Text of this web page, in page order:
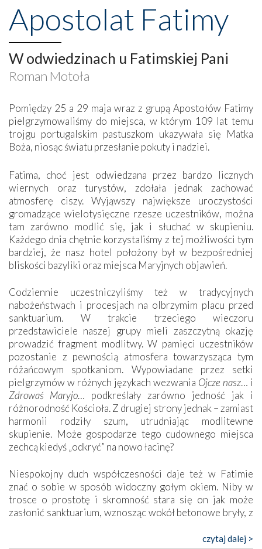
Apostolat Fatimy
W odwiedzinach u Fatimskiej Pani
Roman Motoła
Pomiędzy 25 a 29 maja wraz z grupą Apostołów Fatimy
pielgrzymowaliśmy do miejsca, w którym 109 lat temu
trojgu portugalskim pastuszkom ukazywała się Matka
Boża, niosąc światu przesłanie pokuty i nadziei.
Fatima, choć jest odwiedzana przez bardzo licznych
wiernych oraz turystów, zdołała jednak zachować
atmosferę ciszy. Wyjąwszy największe uroczystości
gromadzące wielotysięczne rzesze uczestników, można
tam zarówno modlić się, jak i słuchać w skupieniu.
Każdego dnia chętnie korzystaliśmy z tej możliwości tym
bardziej, że nasz hotel położony był w bezpośredniej
bliskości bazyliki oraz miejsca Maryjnych objawień.
Codziennie uczestniczyliśmy też w tradycyjnych
nabożeństwach i procesjach na olbrzymim placu przed
sanktuarium. W trakcie trzeciego wieczoru
przedstawiciele naszej grupy mieli zaszczytną okazję
prowadzić fragment modlitwy. W pamięci uczestników
pozostanie z pewnością atmosfera towarzysząca tym
różańcowym spotkaniom. Wypowiadane przez setki
pielgrzymów w różnych językach wezwania Ojcze nasz… i
Zdrowaś Maryjo… podkreślały zarówno jedność jak i
różnorodność Kościoła. Z drugiej strony jednak – zamiast
harmonii rodziły szum, utrudniając modlitewne
skupienie. Może gospodarze tego cudownego miejsca
zechcą kiedyś „odkryć” na nowo łacinę?
Niespokojny duch współczesności daje też w Fatimie
znać o sobie w sposób widoczny gołym okiem. Niby w
trosce o prostotę i skromność stara się on jak może
zasłonić sanktuarium, wznosząc wokół betonowe bryły, z
katolickiego kultu. Tylko co wspólnego z żywą,
czytaj dalej >